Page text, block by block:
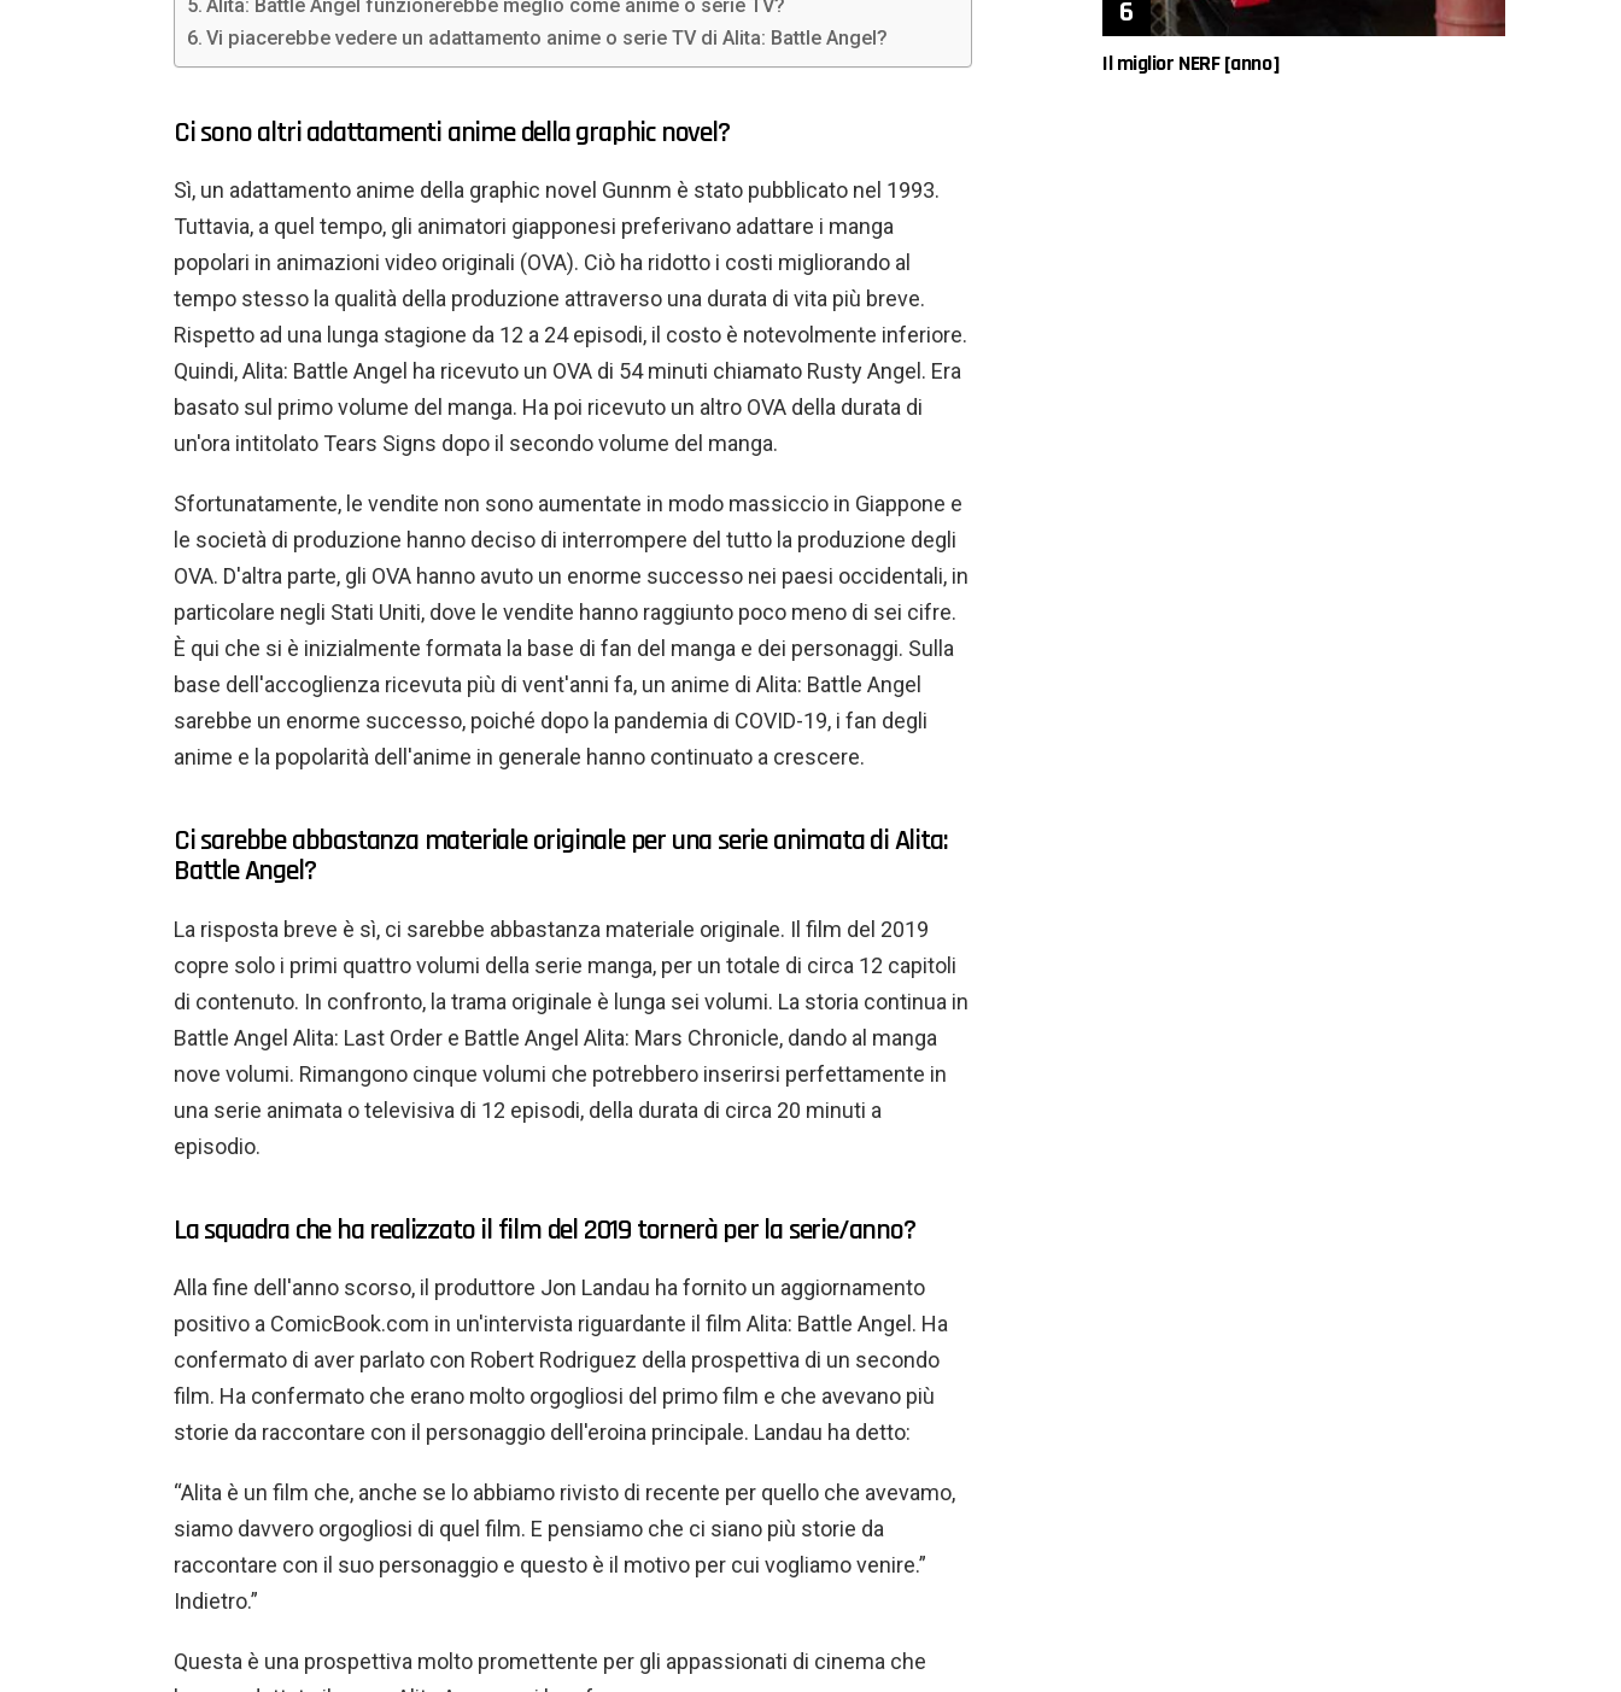
Alita: Battle Angel funzionerebbe meglio come anime o serie TV?
Vi piacerebbe vedere un adattamento anime o serie TV di Alita: Battle Angel?
Ci sono altri adattamenti anime della graphic novel?
Sì, un adattamento anime della graphic novel Gunnm è stato pubblicato nel 1993.
Tuttavia, a quel tempo, gli animatori giapponesi preferivano adattare i manga
popolari in animazioni video originali (OVA). Ciò ha ridotto i costi migliorando al
tempo stesso la qualità della produzione attraverso una durata di vita più breve.
Rispetto ad una lunga stagione da 12 a 24 episodi, il costo è notevolmente inferiore.
Quindi, Alita: Battle Angel ha ricevuto un OVA di 54 minuti chiamato Rusty Angel. Era
basato sul primo volume del manga. Ha poi ricevuto un altro OVA della durata di
un'ora intitolato Tears Signs dopo il secondo volume del manga.
Sfortunatamente, le vendite non sono aumentate in modo massiccio in Giappone e
le società di produzione hanno deciso di interrompere del tutto la produzione degli
OVA. D'altra parte, gli OVA hanno avuto un enorme successo nei paesi occidentali, in
particolare negli Stati Uniti, dove le vendite hanno raggiunto poco meno di sei cifre.
È qui che si è inizialmente formata la base di fan del manga e dei personaggi. Sulla
base dell'accoglienza ricevuta più di vent'anni fa, un anime di Alita: Battle Angel
sarebbe un enorme successo, poiché dopo la pandemia di COVID-19, i fan degli
anime e la popolarità dell'anime in generale hanno continuato a crescere.
Ci sarebbe abbastanza materiale originale per una serie animata di Alita:
Battle Angel?
La risposta breve è sì, ci sarebbe abbastanza materiale originale. Il film del 2019
copre solo i primi quattro volumi della serie manga, per un totale di circa 12 capitoli
di contenuto. In confronto, la trama originale è lunga sei volumi. La storia continua in
Battle Angel Alita: Last Order e Battle Angel Alita: Mars Chronicle, dando al manga
nove volumi. Rimangono cinque volumi che potrebbero inserirsi perfettamente in
una serie animata o televisiva di 12 episodi, della durata di circa 20 minuti a
episodio.
La squadra che ha realizzato il film del 2019 tornerà per la serie/anno?
Alla fine dell'anno scorso, il produttore Jon Landau ha fornito un aggiornamento
positivo a ComicBook.com in un'intervista riguardante il film Alita: Battle Angel. Ha
confermato di aver parlato con Robert Rodriguez della prospettiva di un secondo
film. Ha confermato che erano molto orgogliosi del primo film e che avevano più
storie da raccontare con il personaggio dell'eroina principale. Landau ha detto:
“Alita è un film che, anche se lo abbiamo rivisto di recente per quello che avevamo,
siamo davvero orgogliosi di quel film. E pensiamo che ci siano più storie da
raccontare con il suo personaggio e questo è il motivo per cui vogliamo venire.”
Indietro.”
Questa è una prospettiva molto promettente per gli appassionati di cinema che
Il miglior NERF [anno]